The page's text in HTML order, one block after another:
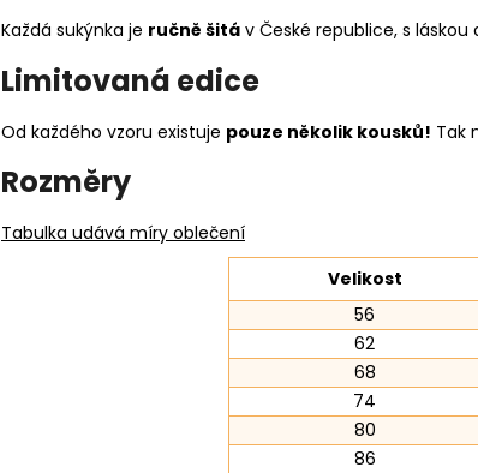
Každá sukýnka je ručně šitá v České republice, s
Limitovaná edice
Od každého vzoru existuje pouze několik kousků! Tak
Rozměry
Tabulka udává míry oblečení
Velikost
56
62
68
74
80
86